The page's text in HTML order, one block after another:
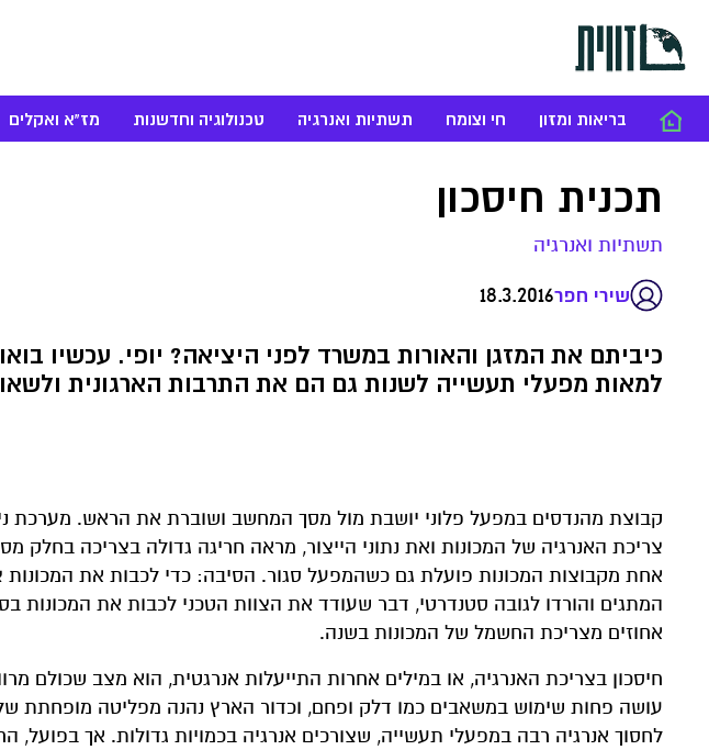
בריאות ומזון חי וצומח תשתיות ואנרגיה טכנולוגיה וחדשנות מז"א ואקלים
תכנית חיסכון
תשתיות ואנרגיה
שירי חפר18.3.2016
כיביתם את המזגן והאורות במשרד לפני היציאה? יופי. עכשיו
למאות מפעלי תעשייה לשנות גם הם את התרבות הארגונית
קבוצת מהנדסים במפעל פלוני יושבת מול מסך המחשב ושוברת את הראש. מערכת
צריכת האנרגיה של המכונות ואת נתוני הייצור, מראה חריגה גדולה בצריכה
אחת מקבוצות המכונות פועלת גם כשהמפעל סגור. הסיבה: כדי לכבות את המכונות
אחוזים מצריכת החשמל של המכונות בשנה.
חיסכון בצריכת האנרגיה, או במילים אחרות התייעלות אנרגטית, הוא מצב שכולם
עושה פחות שימוש במשאבים כמו דלק ופחם, וכדור הארץ נהנה מפליטה מופחתת של
לחסוך אנרגיה רבה במפעלי תעשייה, שצורכים אנרגיה בכמויות גדולות. אך בפועל,